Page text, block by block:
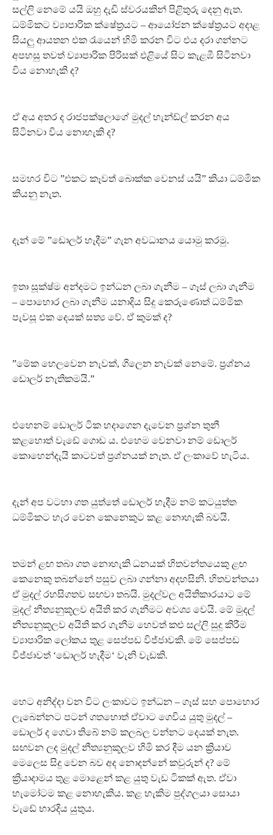
සල්ලි නෙමේ යයි ඔහු දැඩි ස්වරයකින් පිළිතුරු දෙනු ඇත.
ධම්මිකට ව්‍යාපාරික ක්ෂේත්‍රයට – ආයෝජන ක්ෂේත්‍රයට අදාළ
සියලු ආයතන එක රැයෙන් හිමි කරන විට එය දරා ගන්නට
අපහසු තවත් ව්‍යාපාරික පිරිසක් එළියේ සිට කැළඹී සිටිනවා
විය නොහැකි ද?
ඒ අය අතර ද රාජපක්ෂලාගේ මුදල් හැන්ඩ්ල් කරන අය
සිටිනවා විය නොහැකි ද?
සමහර විට ”එකට කෑවත් බොක්ක වෙනස් යයි” කියා ධම්මික
කියනු නැත.
දැන් මේ ”ඩොලර් හැදීම” ගැන අවධානය යොමු කරමු.
ඉතා සූක්ෂ්ම අන්දමට ඉන්ධන ලබා ගැනීම – ගෑස් ලබා ගැනීම
– පොහොර ලබා ගැනීම යනාදිය සිදු කෙරුණොත් ධම්මික
පැවසූ එක දෙයක් සත්‍ය වේ. ඒ කුමක් ද?
”මේක හෙලවෙන නැවක්, ගිලෙන නැවක් නෙමේ. ප්‍රශ්නය
ඩොලර් නැතිකමයි.”
එහෙනම් ඩොලර් ටික හදාගෙන දැවෙන ප්‍රශ්න තුනී
කළහොත් වැඩේ ගොඩ ය. එහෙම වෙනවා නම් ඩොලර්
කොහෙන්දැයි කාටවත් ප්‍රශ්නයක් නැත. ඒ ලංකාවේ හැටිය.
දැන් අප වටහා ගත යුත්තේ ඩොලර් හැදීම නම් කටයුත්ත
ධම්මිකට හැර වෙන කෙනෙකුට කළ නොහැකි බවයි.
තමන් ළඟ තබා ගත නොහැකි ධනයක් හිතවන්තයෙකු ළඟ
කෙනෙකු තබන්නේ පසුව ලබා ගන්නා අදහසිනි. හිතවන්තයා
ඒ මුදල් රහසිගතව සඟවා තබයි. මුදල්වල අයිතිකාරයාට මේ
මුදල් නීත්‍යනුකූලව අයිති කර ගැනීමට අවශ්‍ය වෙයි. මේ මුදල්
නීත්‍යනුකූලව අයිති කර ගැනීම හෙවත් කළු සල්ලි සුදු කිරීම
ව්‍යාපාරික ලෝකය තුළ සෙප්පඩ විජ්ජාවකි. මේ සෙප්පඩ
විජ්ජාවත් ‘ඩොලර් හැදීම‘ වැනි වැඩකි.
හෙට අනිද්දා වන විට ලංකාවට ඉන්ධන – ගෑස් සහ පොහොර
ලැබෙන්නට පටන් ගතහොත් ඒවාට ගෙවිය යුතු මුදල් –
ඩොලර් ද ගෙවා තිබේ නම් කලබල වන්නට දෙයක් නැත.
සඟවන ලද මුදල් නීත්‍යනුකූලව හිමි කර දීම යන ක්‍රියාව
මෙලෙස සිදු වෙන බව අද නොදන්නේ කවුරුන් ද? මේ
ක්‍රියාදාමය තුළ මොළෙන් කළ යුතු වැඩ ටිකක් ඇත. ඒවා
හැමෝටම කළ නොහැකිය. කළ හැකිම පුද්ගලයා සොයා
වැඩේ භාරදිය යුතුය.